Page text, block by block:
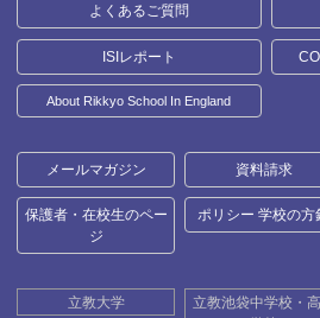
よくあるご質問
ISIレポート
About Rikkyo School In England
メールマガジン 資料請求
保護者・在校生のペー
ジ
ポリシー 学校の方
立教大学
立教池袋中学校・